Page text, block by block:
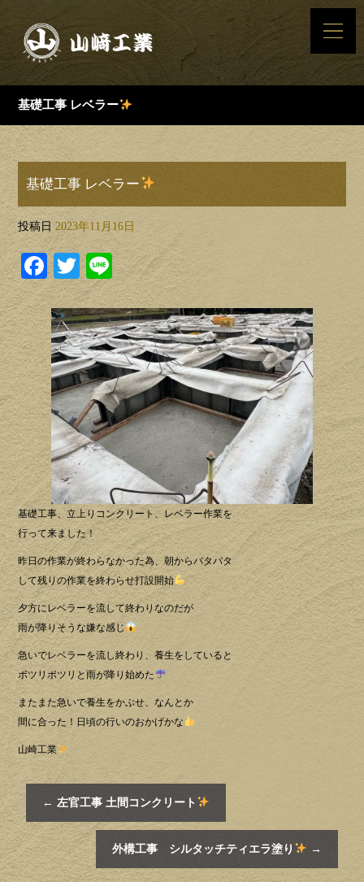
基礎工事 レベラー
基礎工事 レベラー
投稿日 2023年11月16日
Facebook
Twitter
Line
基礎工事、立上りコンクリート、レベラー作業を
行って来ました！
昨日の作業が終わらなかった為、朝からバタバタ
して残りの作業を終わらせ打設開始
夕方にレベラーを流して終わりなのだが
雨が降りそうな嫌な感じ
急いでレベラーを流し終わり、養生をしていると
ポツリポツリと雨が降り始めた
またまた急いで養生をかぶせ、なんとか
間に合った！日頃の行いのおかげかな
山崎工業
← 左官工事 土間コンクリート
外構工事 シルタッチティエラ塗り →